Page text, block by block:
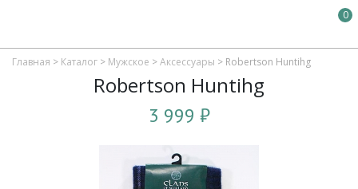
0
Главная > Каталог > Мужское >Аксессуары > Robertson Huntihg
Robertson Huntihg
3 999 ₽